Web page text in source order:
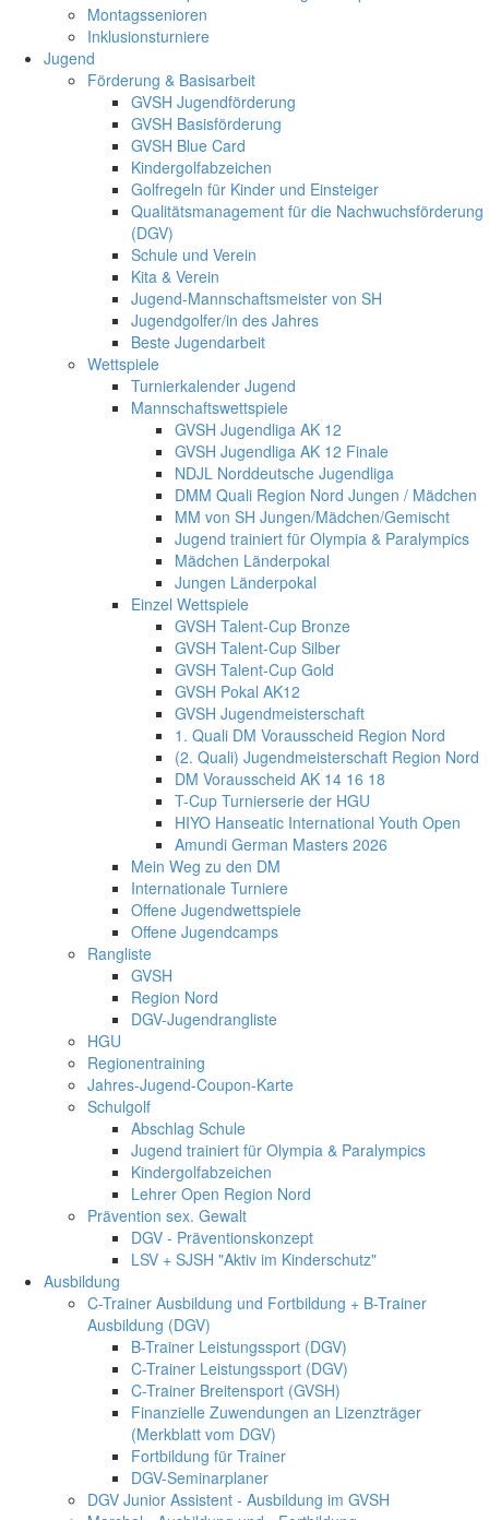
Montagssenioren
Inklusionsturniere
Jugend
Förderung & Basisarbeit
GVSH Jugendförderung
GVSH Basisförderung
GVSH Blue Card
Kindergolfabzeichen
Golfregeln für Kinder und Einsteiger
Qualitätsmanagement für die Nachwuchsförderung
(DGV)
Schule und Verein
Kita & Verein
Jugend-Mannschaftsmeister von SH
Jugendgolfer/in des Jahres
Beste Jugendarbeit
Wettspiele
Turnierkalender Jugend
Mannschaftswettspiele
GVSH Jugendliga AK 12
GVSH Jugendliga AK 12 Finale
NDJL Norddeutsche Jugendliga
DMM Quali Region Nord Jungen / Mädchen
MM von SH Jungen/Mädchen/Gemischt
Jugend trainiert für Olympia & Paralympics
Mädchen Länderpokal
Jungen Länderpokal
Einzel Wettspiele
GVSH Talent-Cup Bronze
GVSH Talent-Cup Silber
GVSH Talent-Cup Gold
GVSH Pokal AK12
GVSH Jugendmeisterschaft
1. Quali DM Vorausscheid Region Nord
(2. Quali) Jugendmeisterschaft Region Nord
DM Vorausscheid AK 14 16 18
T-Cup Turnierserie der HGU
HIYO Hanseatic International Youth Open
Amundi German Masters 2026
Mein Weg zu den DM
Internationale Turniere
Offene Jugendwettspiele
Offene Jugendcamps
Rangliste
GVSH
Region Nord
DGV-Jugendrangliste
HGU
Regionentraining
Jahres-Jugend-Coupon-Karte
Schulgolf
Abschlag Schule
Jugend trainiert für Olympia & Paralympics
Kindergolfabzeichen
Lehrer Open Region Nord
Prävention sex. Gewalt
DGV - Präventionskonzept
LSV + SJSH "Aktiv im Kinderschutz"
Ausbildung
C-Trainer Ausbildung und Fortbildung + B-Trainer
Ausbildung (DGV)
B-Trainer Leistungssport (DGV)
C-Trainer Leistungssport (DGV)
C-Trainer Breitensport (GVSH)
Finanzielle Zuwendungen an Lizenzträger
(Merkblatt vom DGV)
Fortbildung für Trainer
DGV-Seminarplaner
DGV Junior Assistent - Ausbildung im GVSH